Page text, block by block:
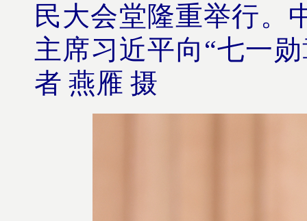
民大会堂隆重举行。
主席习近平向“七一
者 燕雁 摄